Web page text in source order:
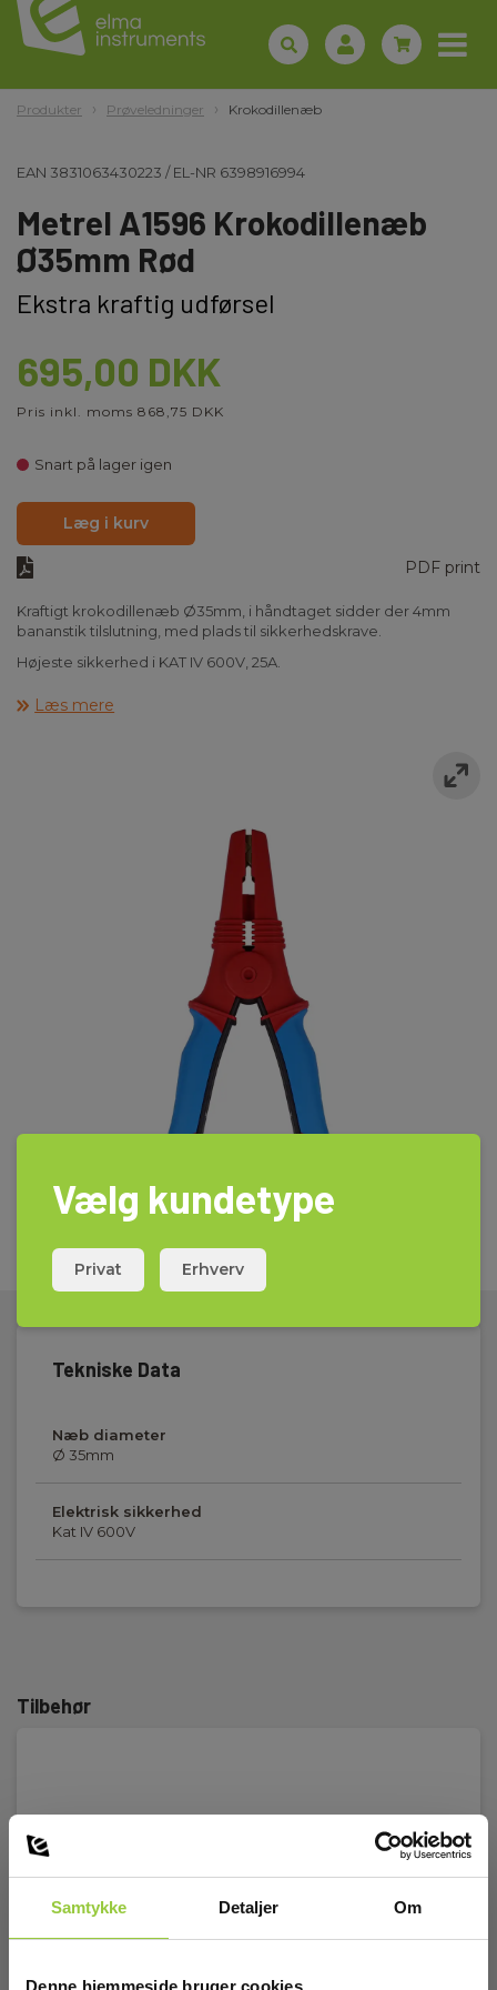
Samtykke Detaljer Om
Denne hjemmeside bruger cookies
Produkter Prøveledninger Krokodillenæb
EAN 3831063430223 /EL-NR 6398916994
Metrel A1596 Krokodillenæb
Ø35mm Rød
Ekstra kraftig udførsel
695,00 DKK
Pris inkl. moms 868,75 DKK
Snart på lager igen
Læg i kurv
PDF print
Kraftigt krokodillenæb Ø35mm, i håndtaget sidder der 4mm
bananstik tilslutning, med plads til sikkerhedskrave.
Højeste sikkerhed i KAT IV 600V, 25A.
Læs mere
Tekniske Data
Næb diameter
Ø 35mm
Elektrisk sikkerhed
Kat IV 600V
Tilbehør
Vælg kundetype
Privat Erhverv